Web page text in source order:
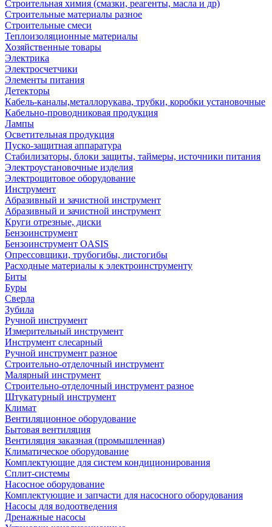
Строительная химия (смазки, реагенты, масла и др)
Строительные материалы разное
Строительные смеси
Теплоизоляционные материалы
Хозяйственные товары
Электрика
Электросчетчики
Элементы питания
Детекторы
Кабель-каналы,металлорукава, трубки, коробки установочные
Кабельно-проводниковая продукция
Лампы
Осветительная продукция
Пуско-защитная аппаратура
Стабилизаторы, блоки защиты, таймеры, источники питания
Электроустановочные изделия
Электрощитовое оборудование
Инструмент
Абразивный и зачистной инструмент
Абразивный и зачистной инструмент
Круги отрезные, диски
Бензоинструмент
Бензоинструмент OASIS
Опрессовщики, трубогибы, листогибы
Расходные материалы к электроинструменту
Биты
Буры
Сверла
Зубила
Ручной инструмент
Измерительный инструмент
Инструмент слесарный
Ручной инструмент разное
Строительно-отделочный инструмент
Малярный инструмент
Строительно-отделочный инструмент разное
Штукатурный инструмент
Климат
Вентиляционное оборудование
Бытовая вентиляция
Вентиляция заказная (промышленная)
Климатическое оборудование
Комплектующие для систем кондиционирования
Сплит-системы
Насосное оборудование
Комплектующие и запчасти для насосного оборудования
Насосы для водоотведения
Дренажные насосы